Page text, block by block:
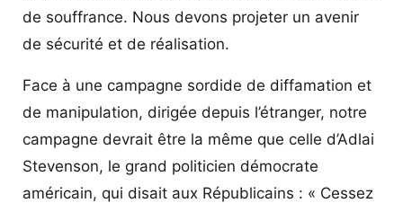
de souffrance. Nous devons projeter un avenir
de sécurité et de réalisation.
Face à une campagne sordide de diffamation et
de manipulation, dirigée depuis l’étranger, notre
campagne devrait être la même que celle d’Adlai
Stevenson, le grand politicien démocrate
américain, qui disait aux Républicains : « Cessez